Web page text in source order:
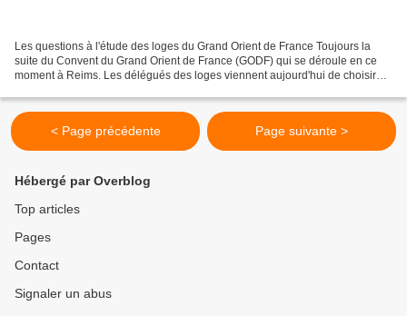
Les questions à l'étude des loges du Grand Orient de France Toujours la
suite du Convent du Grand Orient de France (GODF) qui se déroule en ce
moment à Reims. Les délégués des loges viennent aujourd'hui de choisir
< Page précédente Page suivante >
Hébergé par Overblog
Top articles
Pages
Contact
Signaler un abus